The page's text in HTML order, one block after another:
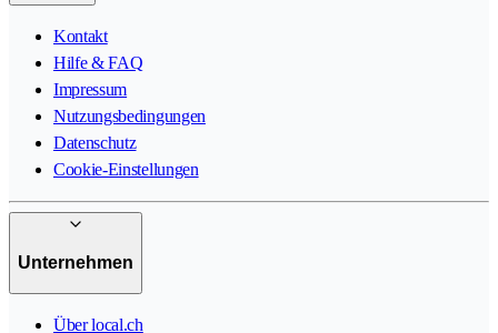
Kontakt
Hilfe & FAQ
Impressum
Nutzungsbedingungen
Datenschutz
Cookie-Einstellungen
Unternehmen
Über local.ch